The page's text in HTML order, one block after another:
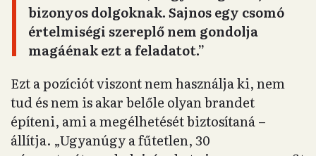
A jól fizető pozíciók visszautasítása
látszólagos választás
Oltai nem tagadja, hogy az ideológiai
értelemben vett ellenzéki közegnek ő is és a
társa, Nagy Zsolt színész is meghatározó
alakja, valamilyen értelemben magára is vette
a hangadó szerepét.